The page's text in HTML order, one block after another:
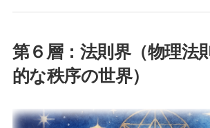
第６層：法則界（物理法
的な秩序の世界）